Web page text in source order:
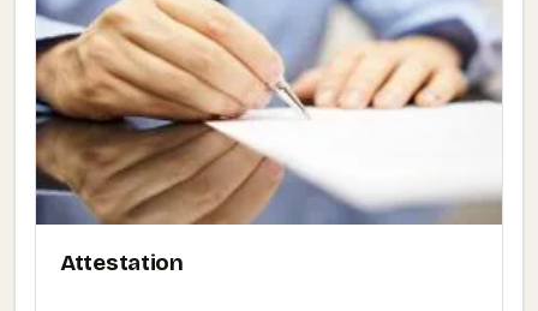
Attestation